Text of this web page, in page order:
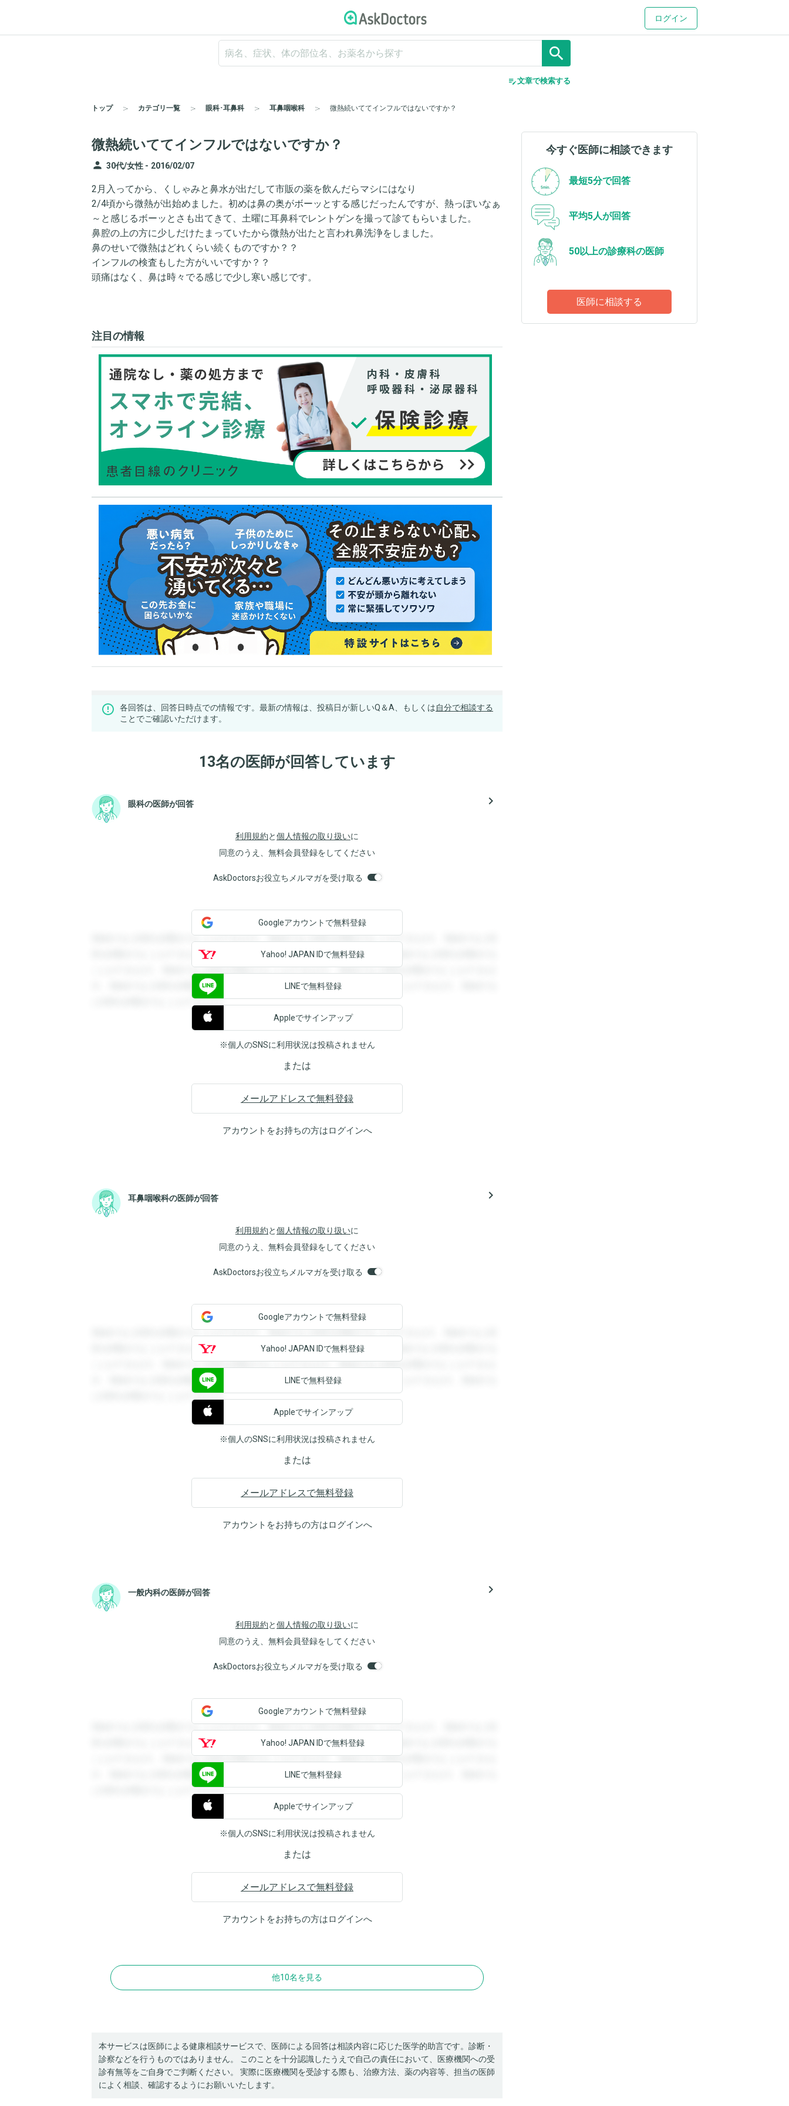
ログイン
search
edit_note文章で検索する
トップ カテゴリ一覧 眼科･耳鼻科 耳鼻咽喉科 微熱続いててインフルではないですか？
微熱続いててインフルではないですか？
person 30代/女性 - 2016/02/07
2月入ってから、くしゃみと鼻水が出だして市販の薬を飲んだらマシにはなり
2/4頃から微熱が出始めました。初めは鼻の奥がボーッとする感じだったんですが、熱っぽいなぁ
～と感じるボーッとさも出てきて、土曜に耳鼻科でレントゲンを撮って診てもらいました。
鼻腔の上の方に少しだけたまっていたから微熱が出たと言われ鼻洗浄をしました。
鼻のせいで微熱はどれくらい続くものですか？？
インフルの検査もした方がいいですか？？
頭痛はなく、鼻は時々でる感じで少し寒い感じです。
注目の情報
各回答は、回答日時点での情報です。最新の情報は、投稿日が新しいQ＆A、もしくは自分で相談する
ことでご確認いただけます。
13名の医師が回答しています
眼科の医師が回答 navigate_next
利用規約と個人情報の取り扱いに
同意のうえ、無料会員登録をしてください
AskDoctorsお役立ちメルマガを受け取る
登録すると回答を閲覧することができます。登録すると回答を閲覧することができます。登録すると回
答を閲覧することができます。登録すると回答を閲覧することができます。登録すると回答を閲覧する
ことができます。登録すると回答を閲覧することができます。登録すると回答を閲覧することができま
す。登録すると回答を閲覧することができます。登録すると回答を閲覧することができます。登録する
と回答を閲覧することができます。
Googleアカウントで無料登録
Yahoo! JAPAN IDで無料登録
LINEで無料登録
Appleでサインアップ
※個人のSNSに利用状況は投稿されません
または
メールアドレスで無料登録
アカウントをお持ちの方はログインへ
耳鼻咽喉科の医師が回答 navigate_next
利用規約と個人情報の取り扱いに
同意のうえ、無料会員登録をしてください
AskDoctorsお役立ちメルマガを受け取る
登録すると回答を閲覧することができます。登録すると回答を閲覧することができます。登録すると回
答を閲覧することができます。登録すると回答を閲覧することができます。登録すると回答を閲覧する
ことができます。登録すると回答を閲覧することができます。登録すると回答を閲覧することができま
す。登録すると回答を閲覧することができます。登録すると回答を閲覧することができます。登録する
と回答を閲覧することができます。
Googleアカウントで無料登録
Yahoo! JAPAN IDで無料登録
LINEで無料登録
Appleでサインアップ
※個人のSNSに利用状況は投稿されません
または
メールアドレスで無料登録
アカウントをお持ちの方はログインへ
一般内科の医師が回答 navigate_next
利用規約と個人情報の取り扱いに
同意のうえ、無料会員登録をしてください
AskDoctorsお役立ちメルマガを受け取る
登録すると回答を閲覧することができます。登録すると回答を閲覧することができます。登録すると回
答を閲覧することができます。登録すると回答を閲覧することができます。登録すると回答を閲覧する
ことができます。登録すると回答を閲覧することができます。登録すると回答を閲覧することができま
す。登録すると回答を閲覧することができます。登録すると回答を閲覧することができます。登録する
と回答を閲覧することができます。
Googleアカウントで無料登録
Yahoo! JAPAN IDで無料登録
LINEで無料登録
Appleでサインアップ
※個人のSNSに利用状況は投稿されません
または
メールアドレスで無料登録
アカウントをお持ちの方はログインへ
他10名を見る
本サービスは医師による健康相談サービスで、医師による回答は相談内容に応じた医学的助言です。診断・
診察などを行うものではありません。 このことを十分認識したうえで自己の責任において、医療機関への受
診有無等をご自身でご判断ください。 実際に医療機関を受診する際も、治療方法、薬の内容等、担当の医師
によく相談、確認するようにお願いいたします。
今すぐ医師に相談できます
最短5分で回答
平均5人が回答
50以上の診療科の医師
医師に相談する